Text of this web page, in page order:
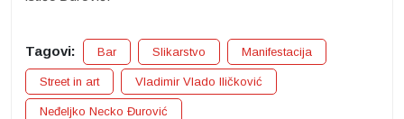
Tagovi: Bar Slikarstvo Manifestacija
Street in art Vladimir Vlado Iličković
Neđeljko Necko Đurović